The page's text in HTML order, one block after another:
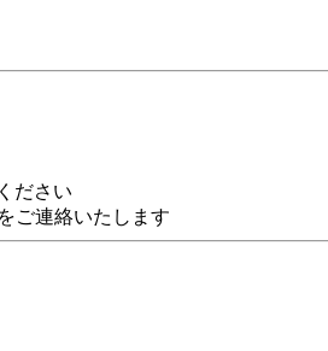
ださい
ご連絡いたします